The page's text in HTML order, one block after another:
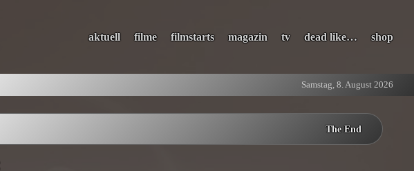
aktuell filme filmstarts magazin tv dead like… shop
Samstag, 8. August 2026
The End